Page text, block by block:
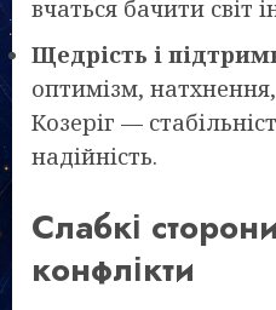
вчаться бачити світ
Щедрість і
оптимізм,
Козеріг —
надійність.
Слабкі
конфлікти